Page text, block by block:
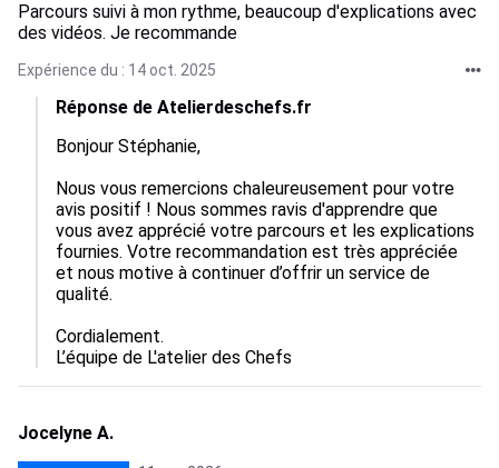
Parcours suivi à mon rythme, beaucoup d'explications avec
des vidéos. Je recommande
Expérience du : 14 oct. 2025
Réponse de Atelierdeschefs.fr
Bonjour Stéphanie,
Nous vous remercions chaleureusement pour votre
avis positif ! Nous sommes ravis d'apprendre que
vous avez apprécié votre parcours et les explications
fournies. Votre recommandation est très appréciée
et nous motive à continuer d’offrir un service de
qualité.
Cordialement.
L’équipe de L'atelier des Chefs
Jocelyne A.